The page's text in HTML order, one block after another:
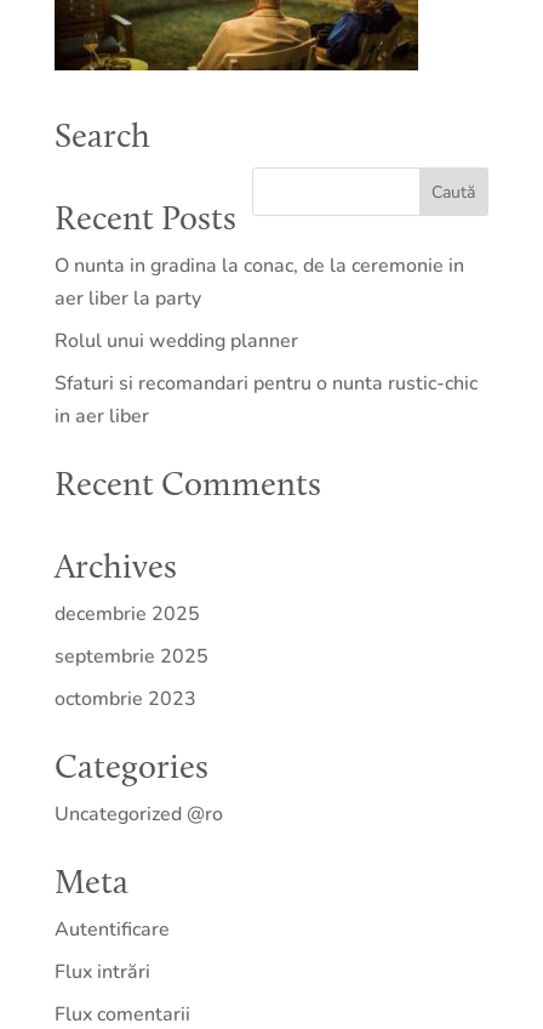
Search
Recent Posts
O nunta in gradina la conac, de la ceremonie in
aer liber la party
Rolul unui wedding planner
Sfaturi si recomandari pentru o nunta rustic-chic
in aer liber
Recent Comments
Archives
decembrie 2025
septembrie 2025
octombrie 2023
Categories
Uncategorized @ro
Meta
Autentificare
Flux intrări
Flux comentarii